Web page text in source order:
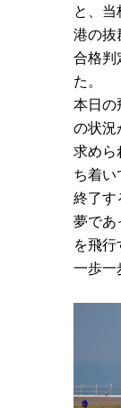
と、
港の抜
合格判
た。
本日の
の状況
求めら
ち着い
終了す
夢であ
を飛行
一歩一